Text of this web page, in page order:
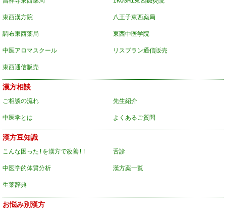
東西漢方院 八王子東西薬局
調布東西薬局 東西中医学院
中医アロマスクール リスブラン通信販売
東西通信販売
漢方相談
ご相談の流れ 先生紹介
中医学とは よくあるご質問
漢方豆知識
こんな困った!を漢方で改善!! 舌診
中医学的体質分析 漢方薬一覧
生薬辞典
お悩み別漢方